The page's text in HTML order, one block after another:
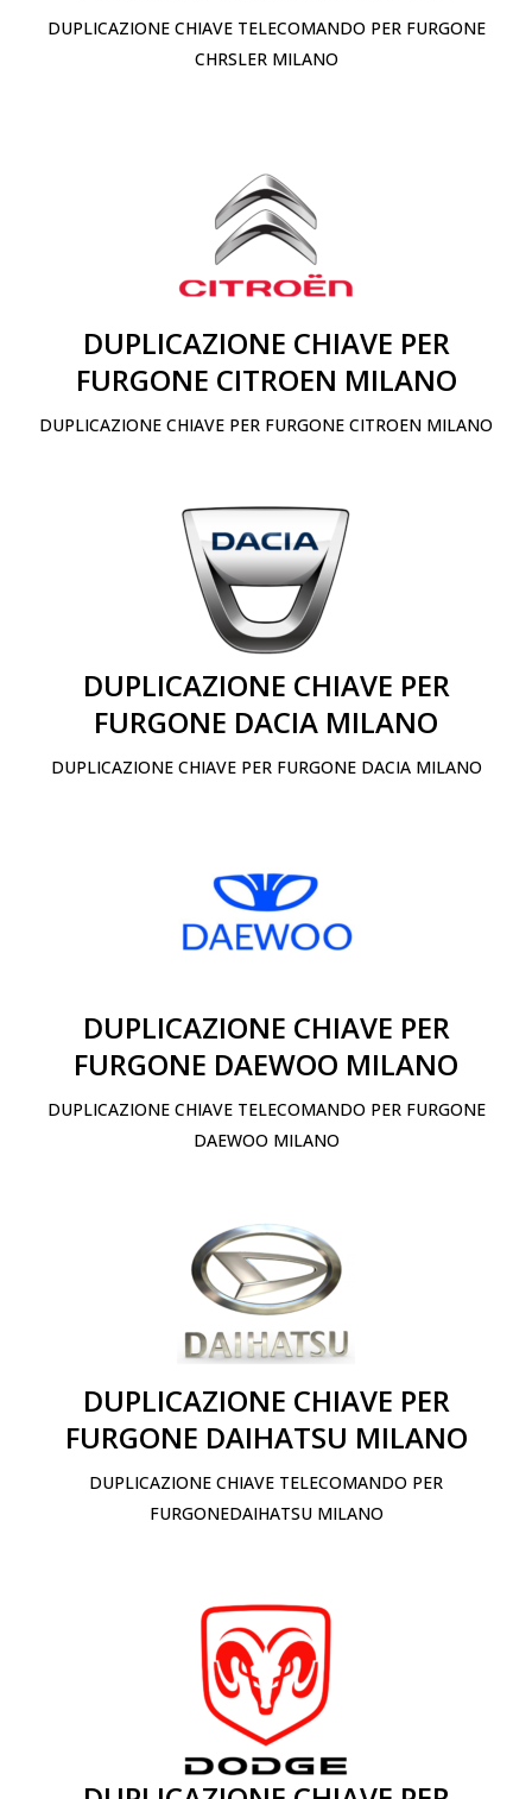
DUPLICAZIONE CHIAVE TELECOMANDO PER FURGONE
CHRSLER MILANO
DUPLICAZIONE CHIAVE PER
FURGONE CITROEN MILANO
DUPLICAZIONE CHIAVE PER FURGONE CITROEN MILANO
DUPLICAZIONE CHIAVE PER
FURGONE DACIA MILANO
DUPLICAZIONE CHIAVE PER FURGONE DACIA MILANO
DUPLICAZIONE CHIAVE PER
FURGONE DAEWOO MILANO
DUPLICAZIONE CHIAVE TELECOMANDO PER FURGONE
DAEWOO MILANO
DUPLICAZIONE CHIAVE PER
FURGONE DAIHATSU MILANO
DUPLICAZIONE CHIAVE TELECOMANDO PER
FURGONEDAIHATSU MILANO